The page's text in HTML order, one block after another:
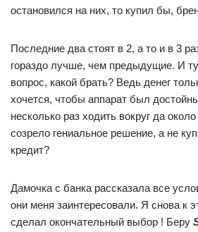
остановился на них, то купил бы,
Последние два стоят в 2, а то и в 3
гораздо лучше, чем предыдущие. И
вопрос, какой брать? Ведь денег
хочется, чтобы аппарат был
несколько раз ходить вокруг да
созрело гениальное решение, а не
кредит?
Дамочка с банка рассказала все
они меня заинтересовали. Я снова к
сделал окончательный выбор ! Беру